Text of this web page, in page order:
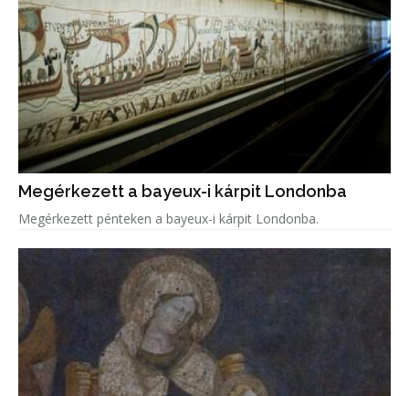
Megérkezett a bayeux-i kárpit Londonba
Megérkezett pénteken a bayeux-i kárpit Londonba.